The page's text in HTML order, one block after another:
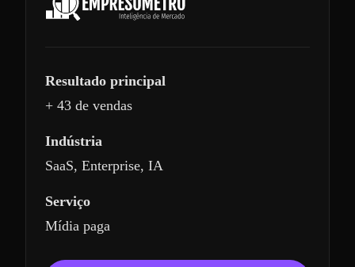
Resultado principal
+ 43 de vendas
Indústria
SaaS, Enterprise, IA
Serviço
Mídia paga